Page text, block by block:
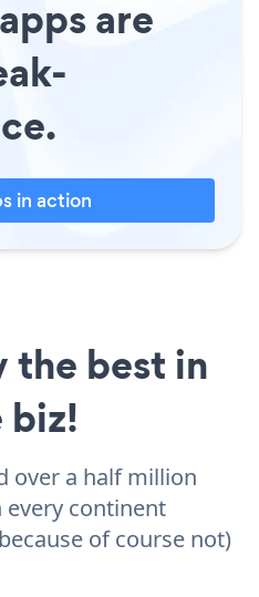
are
in action
the best in
biz!
over a half million
every continent
of course not)